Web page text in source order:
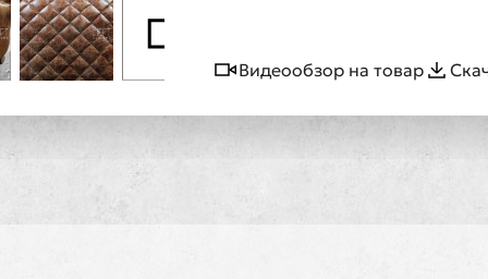
Видеообзор на товар